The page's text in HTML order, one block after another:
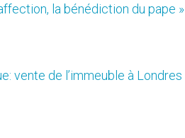
la bénédiction du pape »
vente de l’immeuble à Londres